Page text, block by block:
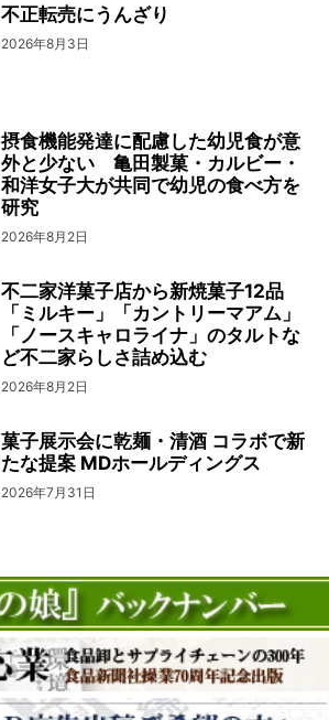
不正転売にうんざり
2026年8月3日
摂食機能発達に配慮した幼児食が意
外と少ない 亀田製菓・カルビー・
和洋女子大が共同で幼児の食べ方を
研究
2026年8月2日
不二家洋菓子店から新焼菓子12品
「ミルキー」「カントリーマアム」
「ノースキャロライナ」のタルトな
ど不二家らしさ詰め込む
2026年8月2日
菓子展示会に乾麺・清酒 コラボで新
たな提案 MDホールディングス
2026年7月31日